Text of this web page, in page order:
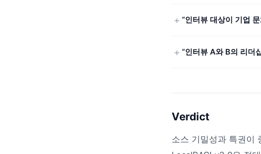
“인터뷰 대상이 기업
“인터뷰 A와 B의 리더
Verdict
소스 기밀성과 특권이